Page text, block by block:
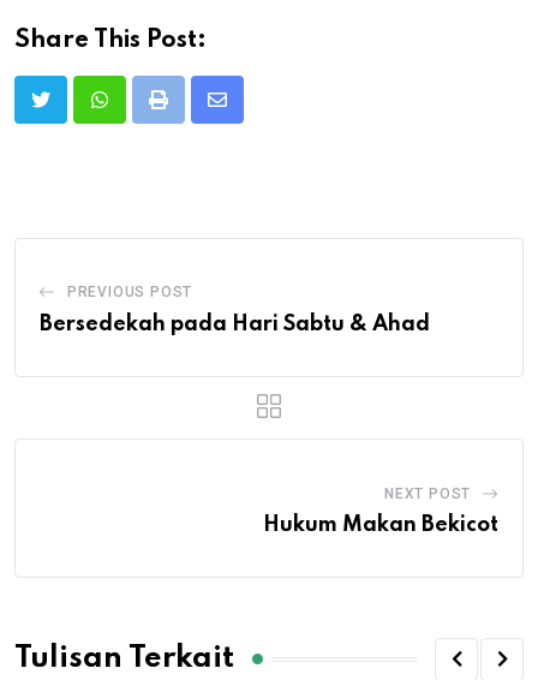
Share This Post:
Print
Share
PREVIOUS POST
Bersedekah pada Hari Sabtu & Ahad
NEXT POST
Hukum Makan Bekicot
Tulisan Terkait